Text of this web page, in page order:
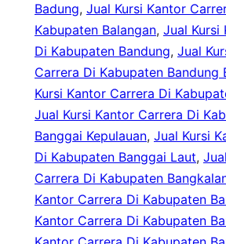
Badung, Jual Kursi Kantor
Kabupaten Balangan, Jual Kursi
Di Kabupaten Bandung, Jual
Carrera Di Kabupaten Bandung
Kursi Kantor Carrera Di
Jual Kursi Kantor Carrera Di
Banggai Kepulauan, Jual Kursi
Di Kabupaten Banggai Laut,
Carrera Di Kabupaten
Kantor Carrera Di Kabupaten
Kantor Carrera Di Kabupaten